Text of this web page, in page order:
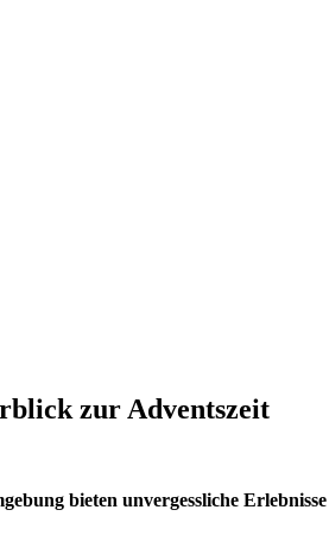
zur Adventszeit
bieten unvergessliche